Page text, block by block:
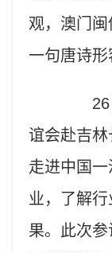
观，澳门
一句唐诗形
26日
谊会赴吉林
走进中国
业，了解
果。此次